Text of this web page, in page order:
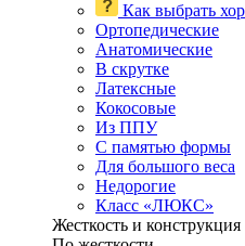
Как выбрать
Ортопедические
Анатомические
В скрутке
Латексные
Кокосовые
Из ППУ
С памятью формы
Для большого веса
Недорогие
Класс «ЛЮКС»
Жесткость и конструкция